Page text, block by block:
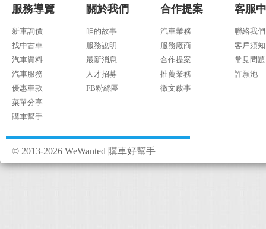
服務導覽
新車詢價
找中古車
汽車資料
汽車服務
優惠車款
菜單分享
購車幫手
關於我們
咱的故事
服務說明
最新消息
人才招募
FB粉絲團
合作提案
汽車業務
服務廠商
合作提案
推薦業務
徵文啟事
客服
聯絡我們
客戶須知
常見問題
許願池
© 2013-2026 WeWanted 購車好幫手